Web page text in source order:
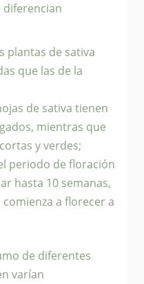
diferencian
plantas de sativa
que las de la
de sativa tienen
mientras que
y verdes;
periodo de floración
hasta 10 semanas,
a florecer a
de diferentes
varían